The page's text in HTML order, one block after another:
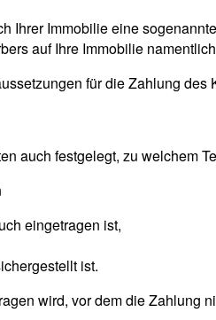
Ihrer Immobilie eine
auf Ihre Immobilie
für die Zahlung
auch festgelegt, zu welchem
eingetragen ist,
ist.
wird, vor dem die Zahlung